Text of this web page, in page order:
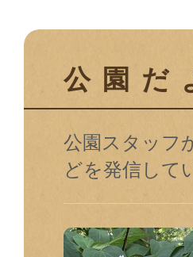
公園だ
公園スタッフ
どを発信して